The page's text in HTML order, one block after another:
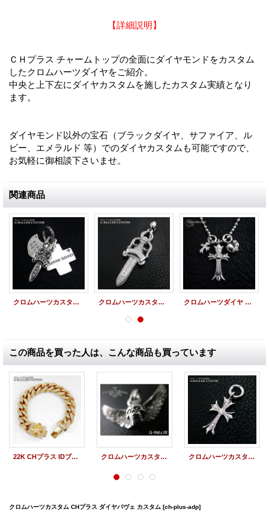
【詳細説明】
ＣＨプラス チャームトップの全面にダイヤモンドをカスタム
したクロムハーツダイヤをご紹介。
中央と上下左にダイヤカスタムを施したカスタム実績となり
ます。
ダイヤモンド以外の宝石（ブラックダイヤ、サファイア、ル
ビー、エメラルド 等）でのダイヤカスタムも可能ですので、
お気軽に御相談下さいませ。
関連商品
クロムハーツカスタム 3トリンケッツペンダント ダイヤ クロムハーツカスタム ラージダガーペンダント パヴェダイヤ クロムハーツダイヤ ダブルクロス＆スタックチャーム ダイヤ
この商品を買った人は、こんな商品も買っています
22K CHプラス IDブレスレット パヴェダイヤモンド クロムハーツカスタム クロムハーツカスタム パヴェダイヤモンド クロムハーツカスタム タイニーCHクロスチャーム パヴェダイヤ
クロムハーツカスタム CHプラス ダイヤパヴェ カスタム [ch-plus-adp]